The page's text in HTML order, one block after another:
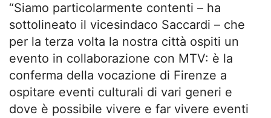
“Siamo particolarmente contenti – ha
sottolineato il vicesindaco Saccardi – che
per la terza volta la nostra città ospiti un
evento in collaborazione con MTV: è la
conferma della vocazione di Firenze a
ospitare eventi culturali di vari generi e
dove è possibile vivere e far vivere eventi